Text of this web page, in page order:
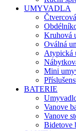
UMYVADLA
Kruhová
Oválná
Atypická
Mini
BATERIE
Vanove
Vanove
Bidetove